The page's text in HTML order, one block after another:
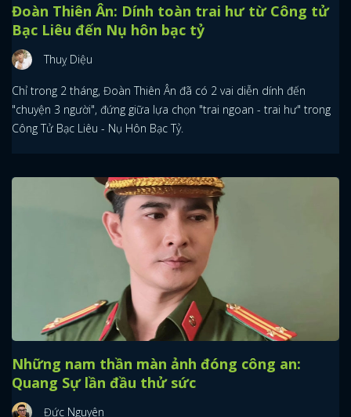
Đoàn Thiên Ân: Dính toàn trai hư từ Công tử
Bạc Liêu đến Nụ hôn bạc tỷ
Thuỵ Diệu
Chỉ trong 2 tháng, Đoàn Thiên Ân đã có 2 vai diễn dính đến
"chuyện 3 người", đứng giữa lựa chọn "trai ngoan - trai hư" trong
Công Tử Bạc Liêu - Nụ Hôn Bạc Tỷ.
Những nam thần màn ảnh đóng công an:
Quang Sự lần đầu thử sức
Đức Nguyên